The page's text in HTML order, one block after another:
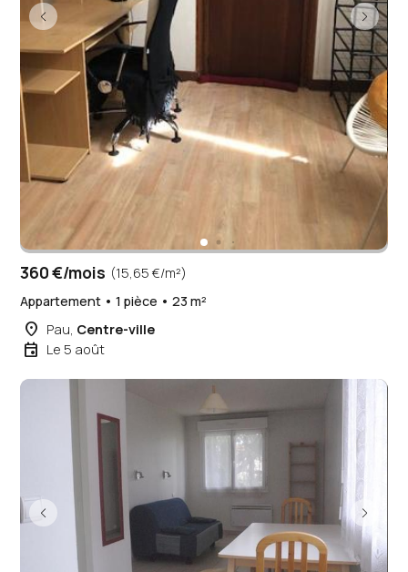
360 €/mois (15,65 €/m²)
Appartement • 1 pièce • 23 m²
place Pau, Centre-ville
event Le 5 août